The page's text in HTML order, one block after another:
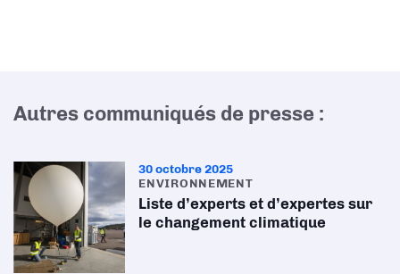
Autres communiqués de presse :
30 octobre 2025
ENVIRONNEMENT
Liste d’experts et d’expertes sur
le changement climatique